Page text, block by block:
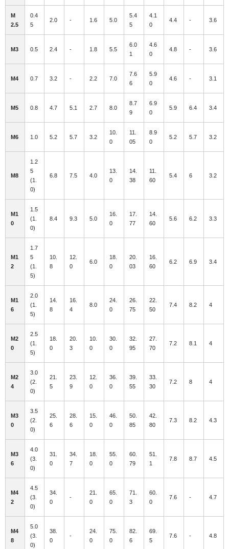
M
2.5
0.4
5
2.0 - 1.6 5.0
5.4
5
4.1
0
4.4 - 3.6
M3 0.5 2.4 - 1.8 5.5
6.0
1
4.6
0
4.8 - 3.6
M4 0.7 3.2 - 2.2 7.0
7.6
6
5.9
0
4.6 - 3.1
M5 0.8 4.7 5.1 2.7 8.0
8.7
9
6.9
0
5.9 6.4 3.4
M6 1.0 5.2 5.7 3.2
10.
0
11.
05
8.9
0
5.2 5.7 3.2
M8
1.2
5
(1.
0)
6.8 7.5 4.0
13.
0
14.
38
11.
60
5.4 6 3.2
M1
0
1.5
(1.
0)
8.4 9.3 5.0
16.
0
17.
77
14.
60
5.6 6.2 3.3
M1
2
1.7
5
(1.
5)
10.
8
12.
0
6.0
18.
0
20.
03
16.
60
6.2 6.9 3.4
M1
6
2.0
(1.
5)
14.
8
16.
4
8.0
24.
0
26.
75
22.
50
7.4 8.2 4
M2
0
2.5
(1.
5)
18.
0
20.
3
10.
0
30.
0
32.
95
27.
70
7.2 8.1 4
M2
4
3.0
(2.
0)
21.
5
23.
9
12.
0
36.
0
39.
55
33.
30
7.2 8 4
M3
0
3.5
(2.
0)
25.
6
28.
6
15.
0
46.
0
50.
85
42.
80
7.3 8.2 4.3
M3
6
4.0
(3.
0)
31.
0
34.
7
18.
0
55.
0
60.
79
51.
1
7.8 8.7 4.5
M4
2
4.5
(3.
0)
34.
0
-
21.
0
65.
0
71.
3
60.
0
7.6 - 4.7
M4
8
5.0
(3.
0)
38.
0
-
24.
0
75.
0
82.
6
69.
5
7.6 - 4.8